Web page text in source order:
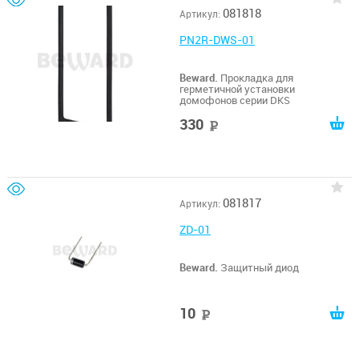
Артикул: 081818
PN2R-DWS-01
Beward. Прокладка для
герметичной установки
домофонов серии DKS
330
Артикул: 081817
ZD-01
Beward. Защитный диод
10